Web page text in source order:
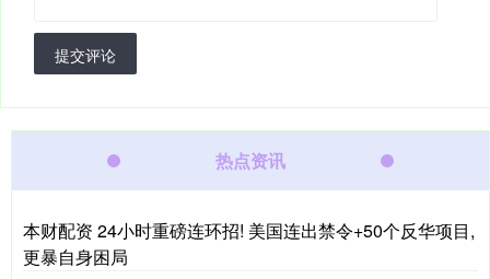
提交评论
热点资讯
本财配资 24小时重磅连环招! 美国连出禁令+50个反华项目,
更暴自身困局